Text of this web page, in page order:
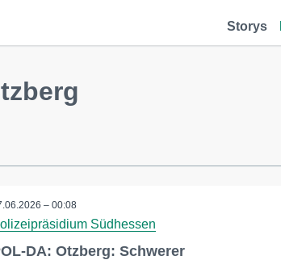
Storys
– 00:08
Südhessen
DA: Otzberg: Schwerer